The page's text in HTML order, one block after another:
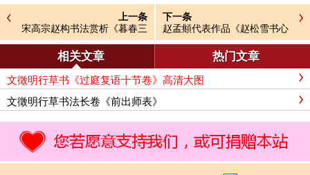
上一条
宋高宗赵构书法赏析《暮春三
月诗帖》
下一条
赵孟頫代表作品《赵松雪书心
经》
相关文章 热门文章
文徵明行草书《过庭复语十节卷》高清大图
文徵明行草书法长卷《前出师表》